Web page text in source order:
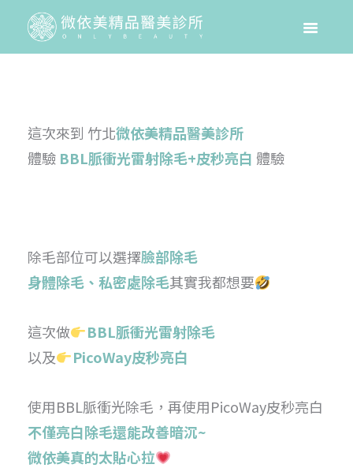
這次來到 竹北微依美精品醫美診所
體驗 BBL脈衝光雷射除毛+皮秒亮白 體驗
除毛部位可以選擇臉部除毛
身體除毛、私密處除毛其實我都想要
這次做
BBL脈衝光雷射除毛
以及
PicoWay皮秒亮白
使用BBL脈衝光除毛，再使用PicoWay皮秒亮白
不僅亮白除毛還能改善暗沉~
微依美真的太貼心拉